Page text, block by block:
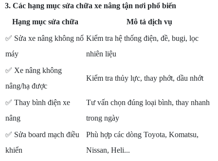
3. Các hạng mục sửa chữa xe nâng tận nơi phổ biến
Hạng mục sửa chữa
Mô tả dịch vụ
✅ Sửa xe nâng không nổ
máy
Kiểm tra hệ thống điện, đề, bugi, lọc
nhiên liệu
✅ Xe nâng không
nâng/hạ được
Kiểm tra thủy lực, thay phớt, dầu nhớt
✅ Thay bình điện xe
nâng
Tư vấn chọn đúng loại bình, thay nhanh
trong ngày
✅ Sửa board mạch điều
khiển
Phù hợp các dòng Toyota, Komatsu,
Nissan, Heli...